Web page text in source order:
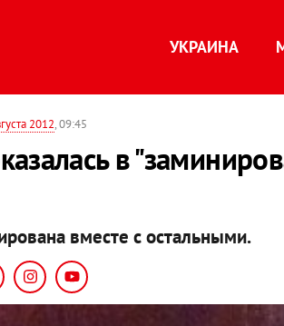
УКРАИНА
2012, 09:45
в
вместе с остальными.